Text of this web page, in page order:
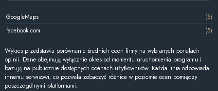
GoogleMaps
(5)
facebook.com
(5)
Wykres przedstawia porównanie średnich ocen firmy na wybranych portalach
opinii. Dane obejmują wyłącznie okres od momentu uruchomienia programu i
bazują na publicznie dostępnych ocenach użytkowników. Każda linia odpowiada
innemu serwisowi, co pozwala zobaczyć różnice w poziomie ocen pomiędzy
poszczególnymi platformami.